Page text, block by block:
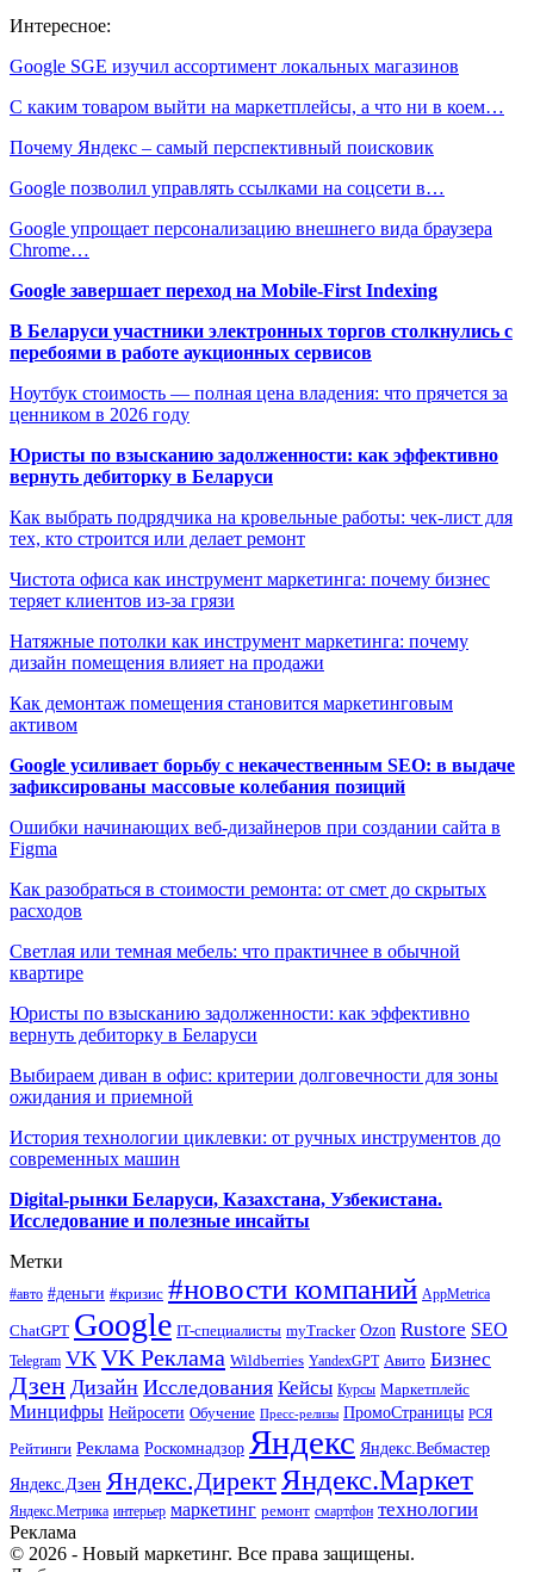
Интересное:
Google SGE изучил ассортимент локальных магазинов
С каким товаром выйти на маркетплейсы, а что ни в коем…
Почему Яндекс – самый перспективный поисковик
Google позволил управлять ссылками на соцсети в…
Google упрощает персонализацию внешнего вида браузера
Chrome…
Google завершает переход на Mobile-First Indexing
В Беларуси участники электронных торгов столкнулись с
перебоями в работе аукционных сервисов
Ноутбук стоимость — полная цена владения: что прячется за
ценником в 2026 году
Юристы по взысканию задолженности: как эффективно
вернуть дебиторку в Беларуси
Как выбрать подрядчика на кровельные работы: чек-лист для
тех, кто строится или делает ремонт
Чистота офиса как инструмент маркетинга: почему бизнес
теряет клиентов из-за грязи
Натяжные потолки как инструмент маркетинга: почему
дизайн помещения влияет на продажи
Как демонтаж помещения становится маркетинговым
активом
Google усиливает борьбу с некачественным SEO: в выдаче
зафиксированы массовые колебания позиций
Ошибки начинающих веб-дизайнеров при создании сайта в
Figma
Как разобраться в стоимости ремонта: от смет до скрытых
расходов
Светлая или темная мебель: что практичнее в обычной
квартире
Юристы по взысканию задолженности: как эффективно
вернуть дебиторку в Беларуси
Выбираем диван в офис: критерии долговечности для зоны
ожидания и приемной
История технологии циклевки: от ручных инструментов до
современных машин
Digital-рынки Беларуси, Казахстана, Узбекистана.
Исследование и полезные инсайты
Метки
#авто #деньги #кризис #новости компаний AppMetrica
ChatGPT Google IT-специалисты myTracker Ozon Rustore SEO
Telegram VK VK Реклама Wildberries YandexGPT Авито Бизнес
Дзен Дизайн Исследования Кейсы Курсы Маркетплейс
Минцифры Нейросети Обучение Пресс-релизы ПромоСтраницы РСЯ
Рейтинги Реклама Роскомнадзор Яндекс Яндекс.Вебмастер
Яндекс.Дзен Яндекс.ДиректЯндекс.Маркет
Яндекс.Метрика интерьер маркетинг ремонт смартфон технологии
Реклама
© 2026 - Новый маркетинг. Все права защищены.